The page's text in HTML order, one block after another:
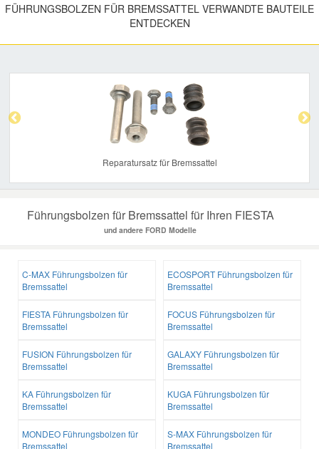
FÜHRUNGSBOLZEN FÜR BREMSSATTEL VERWANDTE BAUTEILE
ENTDECKEN
Reparatursatz für Bremssattel
Führungsbolzen für Bremssattel für Ihren FIESTA
und andere FORD Modelle
C-MAX Führungsbolzen für
Bremssattel
ECOSPORT Führungsbolzen für
Bremssattel
FIESTA Führungsbolzen für
Bremssattel
FOCUS Führungsbolzen für
Bremssattel
FUSION Führungsbolzen für
Bremssattel
GALAXY Führungsbolzen für
Bremssattel
KA Führungsbolzen für
Bremssattel
KUGA Führungsbolzen für
Bremssattel
MONDEO Führungsbolzen für
Bremssattel
S-MAX Führungsbolzen für
Bremssattel